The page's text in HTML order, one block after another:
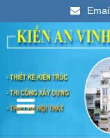
Kiến An
Thiết kế xây dựng nhà